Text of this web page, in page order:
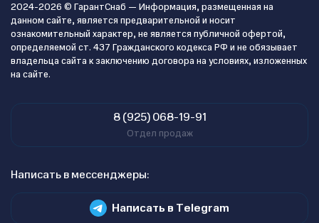
2024-2026 © ГарантСнаб — Информация, размещенная на
данном сайте, является предварительной и носит
ознакомительный характер, не является публичной офертой,
определяемой ст. 437 Гражданского кодекса РФ и не обязывает
владельца сайта к заключению договора на условиях, изложенных
на сайте.
8 (925) 068-19-91
Отдел продаж
Написать в мессенджеры:
Написать в Telegram